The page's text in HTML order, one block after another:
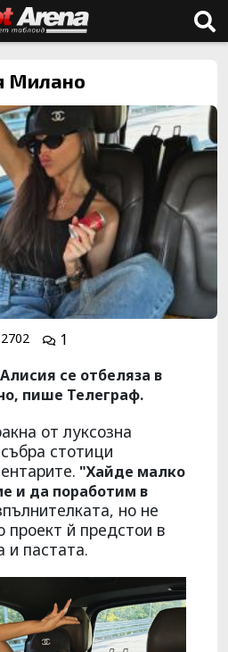
Милано
2702
1
се отбеляза в
пише Телеграф.
от луксозна
стотици
"Хайде малко
и да поработим в
но не
проект й предстои в
и пастата.